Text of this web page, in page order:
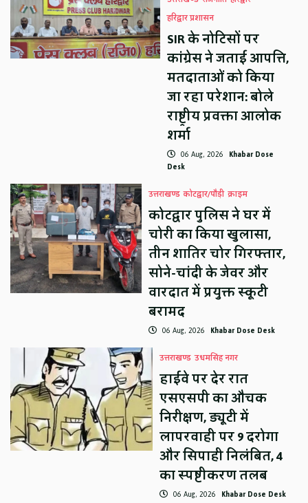
हरिद्वार प्रशासन
SIR के नोटिसों पर
कांग्रेस ने जताई आपत्ति,
मतदाताओं को किया
जा रहा परेशान: बोले
राष्ट्रीय प्रवक्ता आलोक
शर्मा
06 Aug, 2026 Khabar Dose
Desk
उत्तराखण्ड कोटद्वार/पौड़ी क्राइम
कोटद्वार पुलिस ने घर में
चोरी का किया खुलासा,
तीन शातिर चोर गिरफ्तार,
सोने-चांदी के जेवर और
वारदात में प्रयुक्त स्कूटी
बरामद
06 Aug, 2026 Khabar Dose Desk
उत्तराखण्ड उधमसिंह नगर
हाईवे पर देर रात
एसएसपी का औचक
निरीक्षण, ड्यूटी में
लापरवाही पर 9 दरोगा
और सिपाही निलंबित, 4
का स्पष्टीकरण तलब
06 Aug, 2026 Khabar Dose Desk